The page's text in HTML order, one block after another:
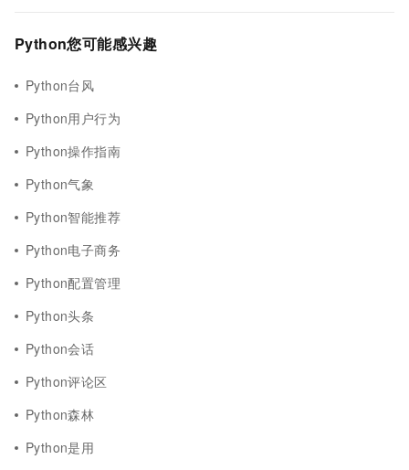
Python您可能感兴趣
Python台风
Python用户行为
Python操作指南
Python气象
Python智能推荐
Python电子商务
Python配置管理
Python头条
Python会话
Python评论区
Python森林
Python是用